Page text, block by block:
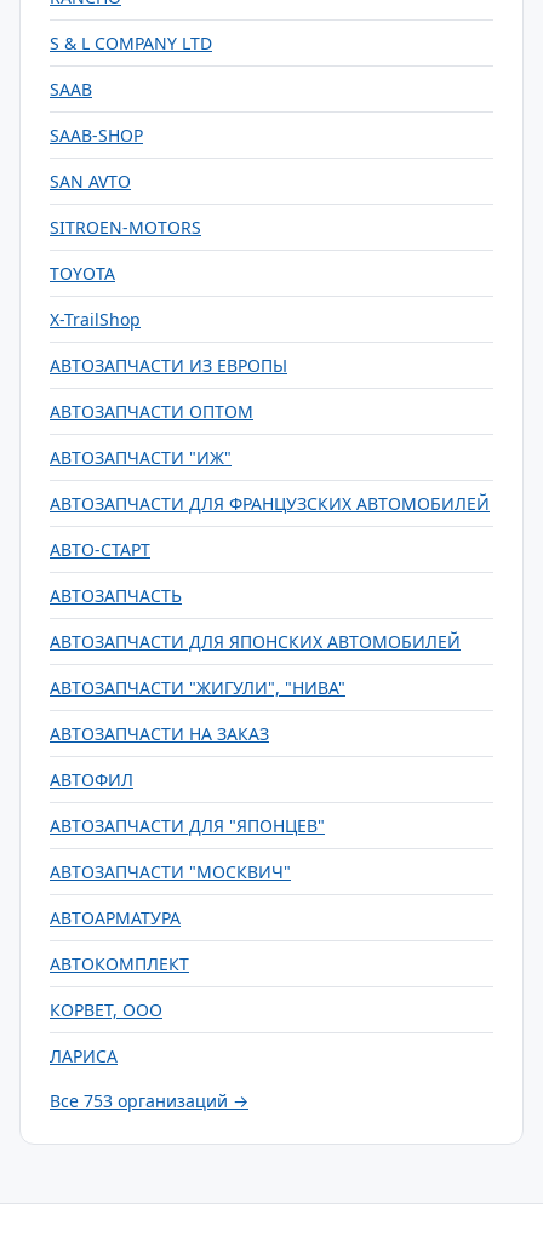
S & L COMPANY LTD
SAAB
SAAB-SHOP
SAN AVTO
SITROEN-MOTORS
TOYOTA
X-TrailShop
АВТОЗАПЧАСТИ ИЗ ЕВРОПЫ
АВТОЗАПЧАСТИ ОПТОМ
АВТОЗАПЧАСТИ "ИЖ"
АВТОЗАПЧАСТИ ДЛЯ ФРАНЦУЗСКИХ АВТОМОБИЛЕЙ
АВТО-СТАРТ
АВТОЗАПЧАСТЬ
АВТОЗАПЧАСТИ ДЛЯ ЯПОНСКИХ АВТОМОБИЛЕЙ
АВТОЗАПЧАСТИ "ЖИГУЛИ", "НИВА"
АВТОЗАПЧАСТИ НА ЗАКАЗ
АВТОФИЛ
АВТОЗАПЧАСТИ ДЛЯ "ЯПОНЦЕВ"
АВТОЗАПЧАСТИ "МОСКВИЧ"
АВТОАРМАТУРА
АВТОКОМПЛЕКТ
КОРВЕТ, ООО
ЛАРИСА
Все 753 организаций →